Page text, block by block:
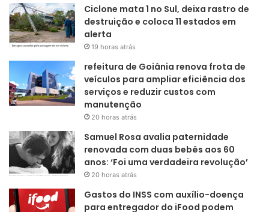
Ciclone mata 1 no Sul, deixa rastro de
destruição e coloca 11 estados em
alerta
19 horas atrás
refeitura de Goiânia renova frota de
veículos para ampliar eficiência dos
serviços e reduzir custos com
manutenção
20 horas atrás
Samuel Rosa avalia paternidade
renovada com duas bebês aos 60
anos: ‘Foi uma verdadeira revolução’
20 horas atrás
Gastos do INSS com auxílio-doença
para entregador do iFood podem